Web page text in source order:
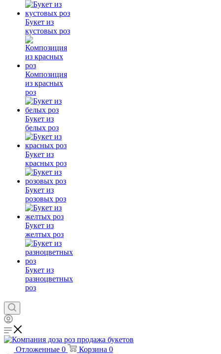
Букет из
кустовых роз
Композиция
из красных
роз
Букет из
белых роз
Букет из
красных роз
Букет из
розовых роз
Букет из
желтых роз
Букет из
разноцветных
роз
Отложенные 0 Корзина 0